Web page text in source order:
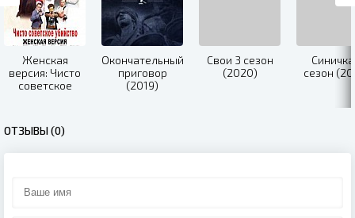
Женская
версия: Чисто
советское
Окончательный
приговор
(2019)
Свои 3 сезон
(2020)
сезон
ОТЗЫВЫ (0)